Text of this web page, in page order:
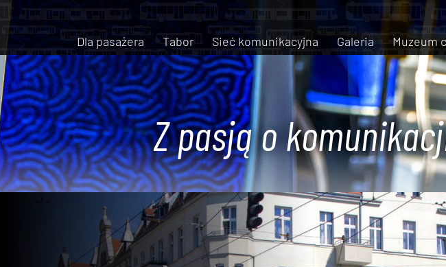
Dla pasażera Tabor Sieć komunikacyjna Galeria Muzeum
Z pasją o